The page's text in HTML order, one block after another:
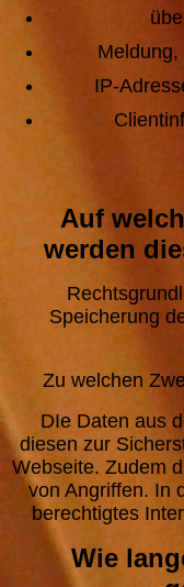
IP-
Auf
werden
Speicherung
Zu welchen
DIe Daten aus
diesen zur
Webseite. Zudem
von Angriffen. In
berechtigtes
Wie